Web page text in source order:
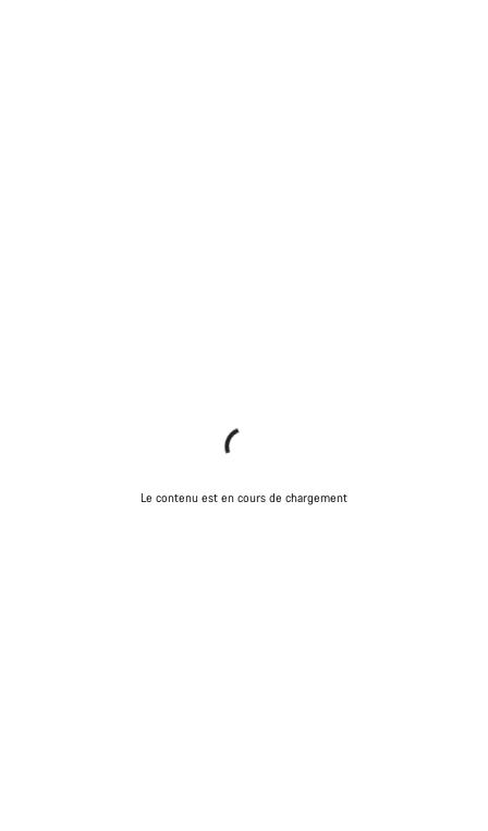
Le contenu est en cours de chargement